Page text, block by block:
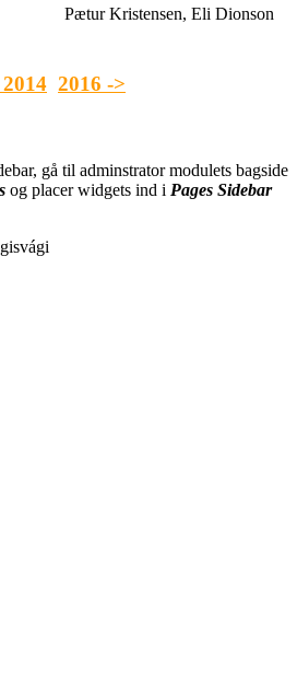
Pætur Kristensen, Eli Dionson
2016 ->
gå til adminstrator modulets bagside
og placer widgets ind i Pages Sidebar